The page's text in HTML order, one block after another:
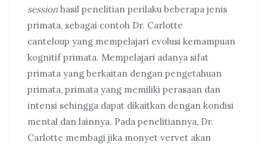
session hasil penelitian perilaku beberapa jenis
primata, sebagai contoh Dr. Carlotte
canteloup yang mempelajari evolusi kemampuan
kognitif primata. Mempelajari adanya sifat
primata yang berkaitan dengan pengetahuan
primata, primata yang memiliki perasaan dan
intensi sehingga dapat dikaitkan dengan kondisi
mental dan lainnya. Pada penelitiannya, Dr.
Carlotte membagi jika monyet vervet akan